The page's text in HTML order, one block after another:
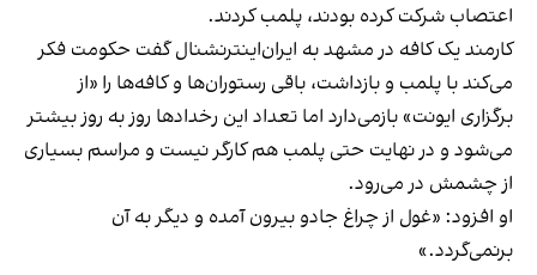
اعتصاب شرکت کرده بودند، پلمب کردند.
کارمند یک کافه در مشهد به ایران‌اینترنشنال گفت حکومت فکر
می‌کند با پلمب و بازداشت، باقی رستوران‌ها و کافه‌ها را «از
برگزاری ایونت» بازمی‌دارد اما تعداد این رخدادها روز به روز بیشتر
می‌شود و در نهایت حتی پلمب هم کارگر نیست و مراسم بسیاری
از چشمش در می‌رود.
او افزود: «غول از چراغ جادو بیرون آمده و دیگر به آن
برنمی‎‌گردد.»